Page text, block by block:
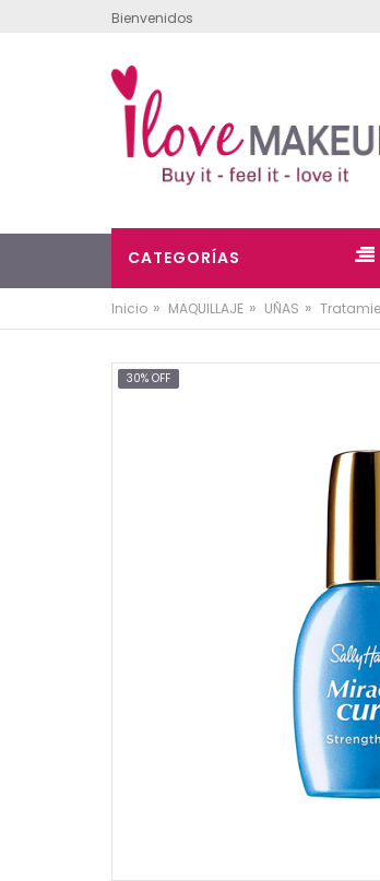
Bienvenidos
CATEGORÍAS
Inicio » MAQUILLAJE » UÑAS »
30% OFF